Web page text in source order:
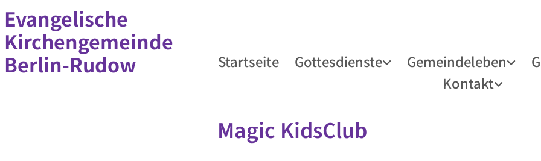
Evangelische
Kirchengemeinde
Berlin-Rudow
Startseite Gottesdienste Gemeindeleben
Kontakt
Magic KidsClub